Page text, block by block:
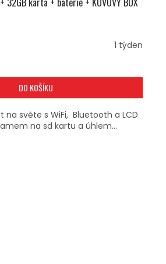
1 týden
DO KOŠÍKU
světe s WiFi, Bluetooth a LCD
na sd kartu a úhlem...